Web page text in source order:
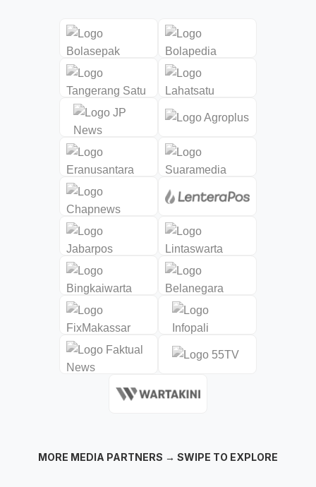
MORE MEDIA PARTNERS → SWIPE TO EXPLORE